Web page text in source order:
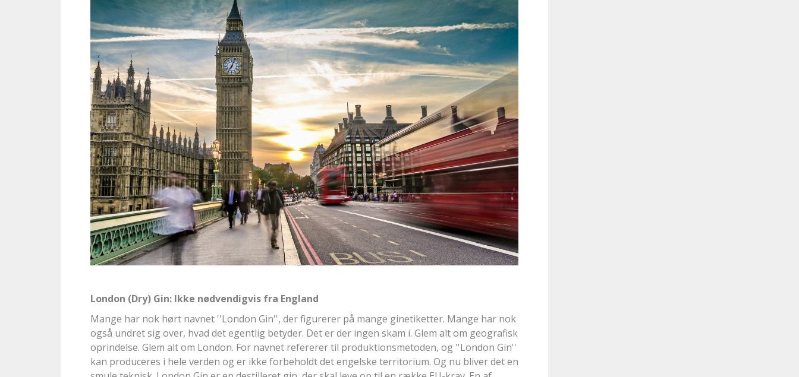
London (Dry) Gin: Ikke nødvendigvis fra England
Mange har nok hørt navnet ''London Gin'', der figurerer på mange ginetiketter. Mange har nok
også undret sig over, hvad det egentlig betyder. Det er der ingen skam i. Glem alt om geografisk
oprindelse. Glem alt om London. For navnet refererer til produktionsmetoden, og ''London Gin''
kan produceres i hele verden og er ikke forbeholdt det engelske territorium. Og nu bliver det en